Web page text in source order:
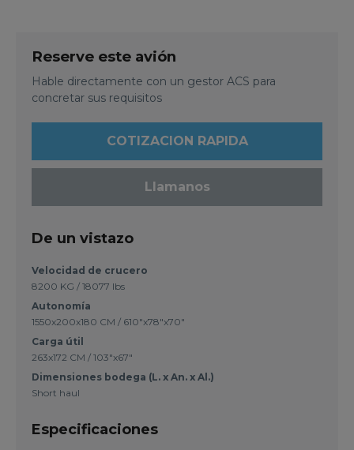
Reserve este avión
Hable directamente con un gestor ACS para
concretar sus requisitos
COTIZACION RAPIDA
Llamanos
De un vistazo
Velocidad de crucero
8200 KG / 18077 lbs
Autonomía
1550x200x180 CM / 610"x78"x70"
Carga útil
263x172 CM / 103"x67"
Dimensiones bodega (L. x An. x Al.)
Short haul
Especificaciones